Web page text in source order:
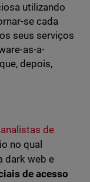
utilizando
se cada
seus serviços
as-a-
depois,
de
no qual
dark web e
de acesso